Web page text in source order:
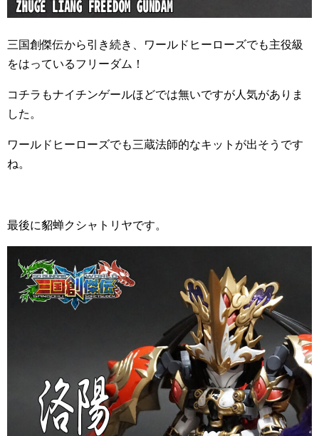
三国創傑伝から引き続き、ワールドヒーローズでも主役級
をはっているフリーダム！
コチラもナイチンゲールほどでは無いですが人気がありま
した。
ワールドヒーローズでも三蔵法師的なキットが出そうです
ね。
最後に貂蝉クシャトリヤです。